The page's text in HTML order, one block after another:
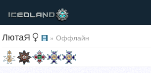
ЛютаЯ » Оффлайн